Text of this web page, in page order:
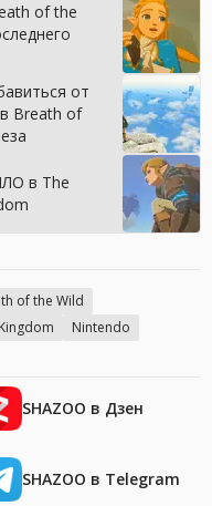
of the
от
Breath of
в The
of the Wild
Nintendo
SHAZOO в Дзен
SHAZOO в Telegram